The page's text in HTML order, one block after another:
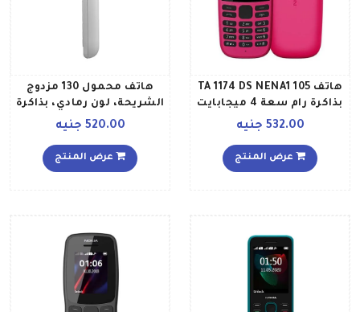
هاتف 105 TA 1174 DS NENA1
بذاكرة رام سعة 4 ميجابايت
ثنائي الشريحة بلون وردي
532.00 جنيه
عرض المنتج
هاتف محمول 130 مزدوج
الشريحة، لون رمادي، بذاكرة
داخلية سعة 4 ميجابايت، 520.00 جنيه
عرض المنتج